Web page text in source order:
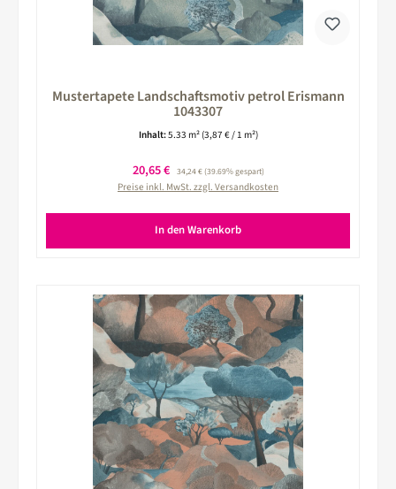
Mustertapete Landschaftsmotiv petrol Erismann
1043307
Inhalt:5.33 m² (3,87 € / 1 m²)
Verkaufspreis:
20,65 € Regulärer Preis:
34,24 €(39.69% gespart)
Preise inkl. MwSt. zzgl. Versandkosten
In den Warenkorb